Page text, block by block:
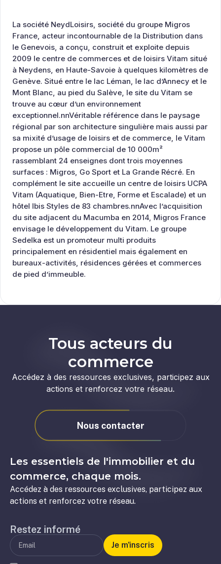
La société NeydLoisirs, société du groupe Migros
France, acteur incontournable de la Distribution dans
le Genevois, a conçu, construit et exploite depuis
2009 le centre de commerces et de loisirs Vitam situé
à Neydens, en Haute-Savoie à quelques kilomètres de
Genève. Situé entre le lac Léman, le lac d’Annecy et le
Mont Blanc, au pied du Salève, le site du Vitam se
trouve au cœur d’un environnement
exceptionnel.nnVéritable référence dans le paysage
régional par son architecture singulière mais aussi par
sa mixité d’usage de loisirs et de commerce, le Vitam
propose un pôle commercial de 10 000m²
rassemblant 24 enseignes dont trois moyennes
surfaces : Migros, Go Sport et La Grande Récré. En
complément le site accueille un centre de loisirs UCPA
Vitam (Aquatique, Bien-Etre, Forme et Escalade) et un
hôtel Ibis Styles de 83 chambres.nnAvec l’acquisition
du site adjacent du Macumba en 2014, Migros France
envisage le développement du Vitam. Le groupe
Sedelka est un promoteur multi produits
principalement en résidentiel mais également en
bureaux-activités, résidences gérées et commerces
de pied d’immeuble.
Tous acteurs du
commerce
Accédez à des ressources exclusives, participez aux
actions et renforcez votre réseau.
Nous contacter
Les essentiels de l'immobilier et du
commerce, chaque mois.
Accédez à des ressources exclusives, participez aux
actions et renforcez votre réseau.
Restez informé